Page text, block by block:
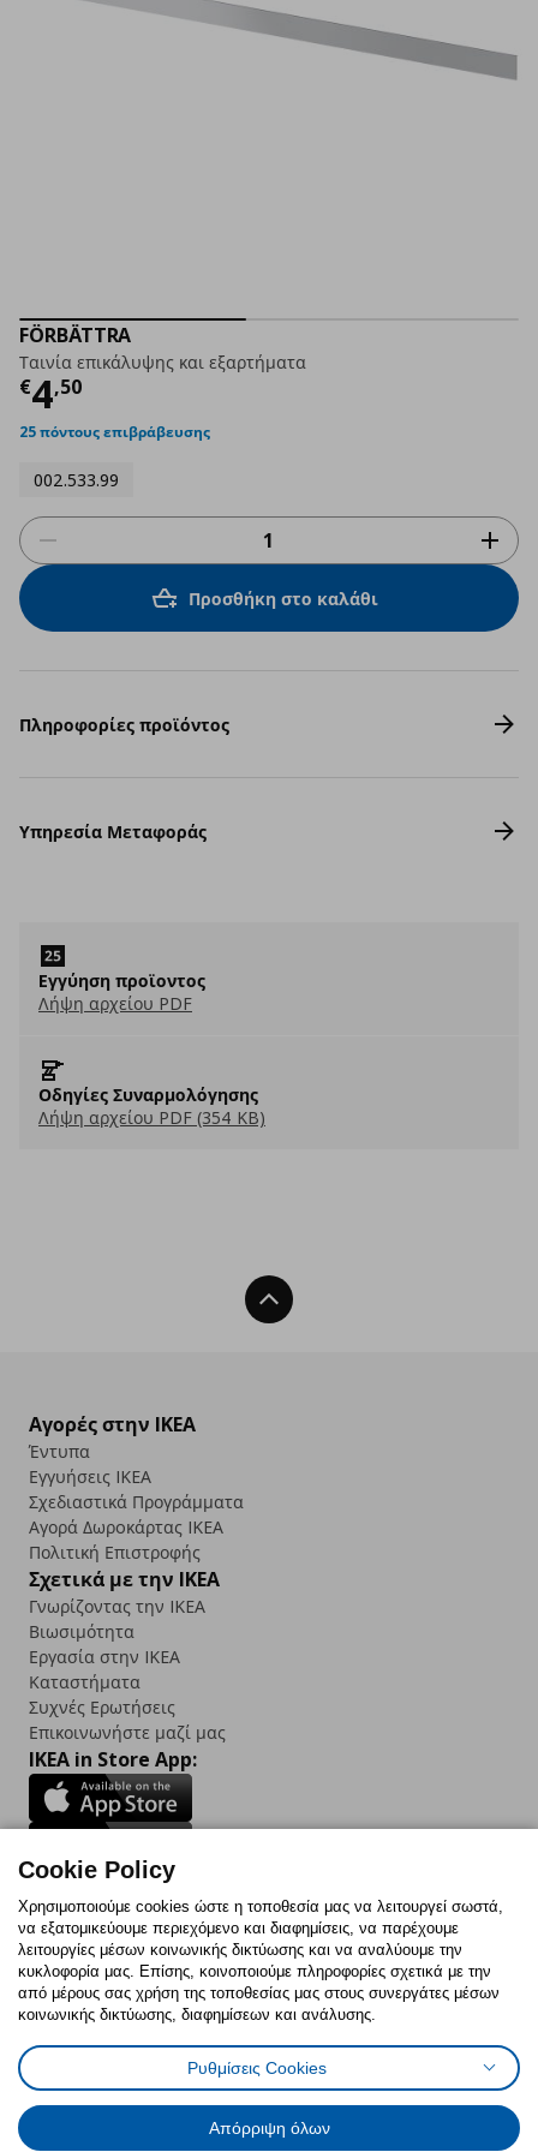
FÖRBÄTTRA
Ταινία επικάλυψης και εξαρτήματα
€4,50
Τρέχουσα τιμή
25 πόντους επιβράβευσης
002.533.99
Προσθήκη στο καλάθι
Πληροφορίες προϊόντος
Υπηρεσία Μεταφοράς
Eγγύηση προϊοντος
Λήψη αρχείου PDF
Οδηγίες Συναρμολόγησης
Λήψη αρχείου PDF (354 KB)
Back To Top
Αγορές στην IKEA
Έντυπα
Εγγυήσεις IKEA
Σχεδιαστικά Προγράμματα
Αγορά Δωρoκάρτας IKEA
Πολιτική Επιστροφής
Σχετικά με την IKEA
Γνωρίζοντας την IKEA
Βιωσιμότητα
Εργασία στην IKEA
Καταστήματα
Συχνές Ερωτήσεις
Επικοινωνήστε μαζί μας
IKEA in Store App:
Follow us:
FacebookInstagram
TikTokYoutubePinterestTwitter
Πολιτική CookiesΔήλωση ψηφιακής προσβασιμότητας
Έντυπο Επιστροφής / ΑκύρωσηςΡυθμίσεις cookiesΌροι Χρήσης
Γενική Πολιτική Προσωπικών Δεδομένων
Πολιτική Προσωπικών Δεδομένων για IKEA.com.cy
Cookie Policy
Χρησιμοποιούμε cookies ώστε η τοποθεσία μας να λειτουργεί σωστά,
να εξατομικεύουμε περιεχόμενο και διαφημίσεις, να παρέχουμε
λειτουργίες μέσων κοινωνικής δικτύωσης και να αναλύουμε την
κυκλοφορία μας. Επίσης, κοινοποιούμε πληροφορίες σχετικά με την
από μέρους σας χρήση της τοποθεσίας μας στους συνεργάτες μέσων
κοινωνικής δικτύωσης, διαφημίσεων και ανάλυσης.
Ρυθμίσεις Cookies
Απόρριψη όλων